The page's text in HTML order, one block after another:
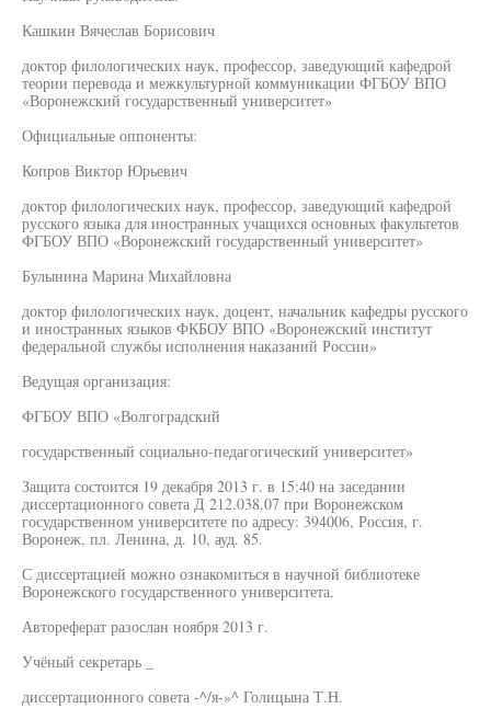
Кашкин Вячеслав Борисович
доктор филологических наук, профессор, заведующий кафедрой
теории перевода и межкультурной коммуникации ФГБОУ ВПО
«Воронежский государственный университет»
Официальные оппоненты:
Копров Виктор Юрьевич
доктор филологических наук, профессор, заведующий кафедрой
русского языка для иностранных учащихся основных факультетов
ФГБОУ ВПО «Воронежский государственный университет»
Булынина Марина Михайловна
доктор филологических наук, доцент, начальник кафедры русского
и иностранных языков ФКБОУ ВПО «Воронежский институт
федеральной службы исполнения наказаний России»
Ведущая организация:
ФГБОУ ВПО «Волгоградский
государственный социально-педагогический университет»
Защита состоится 19 декабря 2013 г. в 15:40 на заседании
диссертационного совета Д 212.038.07 при Воронежском
государственном университете по адресу: 394006, Россия, г.
Воронеж, пл. Ленина, д. 10, ауд. 85.
С диссертацией можно ознакомиться в научной библиотеке
Воронежского государственного университета.
Автореферат разослан ноября 2013 г.
Учёный секретарь _
диссертационного совета -^/я-»^ Голицына Т.Н.